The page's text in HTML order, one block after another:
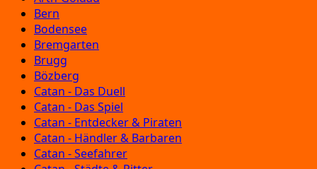
Bern
Bodensee
Bremgarten
Brugg
Bözberg
Catan - Das Duell
Catan - Das Spiel
Catan - Entdecker & Piraten
Catan - Händler & Barbaren
Catan - Seefahrer